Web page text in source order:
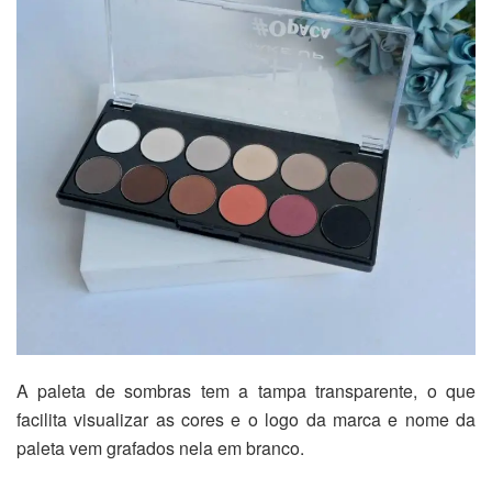
A paleta de sombras tem a tampa transparente, o que
facilita visualizar as cores e o logo da marca e nome da
paleta vem grafados nela em branco.